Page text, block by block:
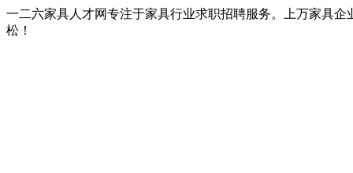
一二六家具人才网专注于家具行业求职招聘服务。上万家具
松！